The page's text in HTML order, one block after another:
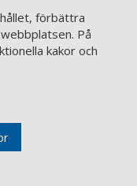
förbättra
På
kakor och